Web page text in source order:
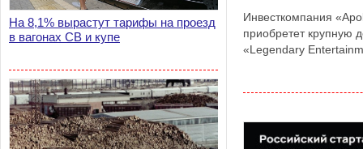
На 8,1% вырастут тарифы на проезд
в вагонах СВ и купе
Инвесткомпания
приобретет крупную
«Legendary